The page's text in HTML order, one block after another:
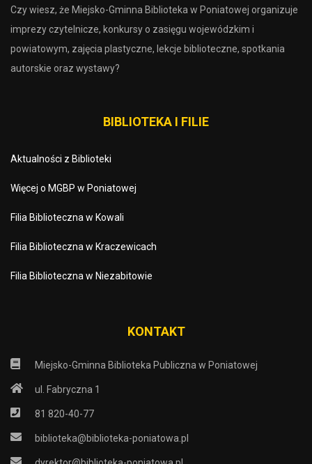
Czy wiesz, że Miejsko-Gminna Biblioteka w Poniatowej organizuje
imprezy czytelnicze, konkursy o zasięgu wojewódzkim i
powiatowym, zajęcia plastyczne, lekcje biblioteczne, spotkania
autorskie oraz wystawy?
BIBLIOTEKA I FILIE
Aktualności z Biblioteki
Więcej o MGBP w Poniatowej
Filia Biblioteczna w Kowali
Filia Biblioteczna w Kraczewicach
Filia Biblioteczna w Niezabitowie
KONTAKT
Miejsko-Gminna Biblioteka Publiczna w Poniatowej
ul. Fabryczna 1
81 820-40-77
biblioteka@biblioteka-poniatowa.pl